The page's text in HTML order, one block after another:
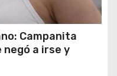
Campanita
a irse y